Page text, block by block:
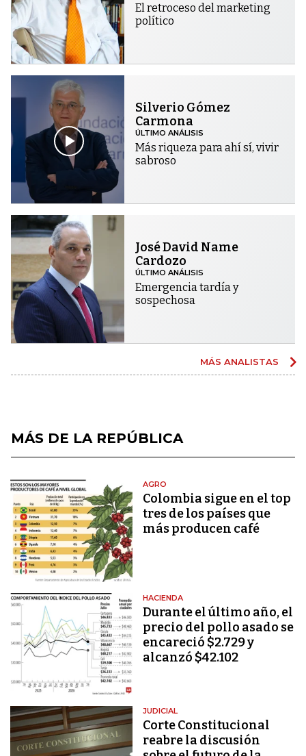
El retroceso del marketing
político
Silverio Gómez
Carmona
ÚLTIMO ANÁLISIS
Más riqueza para ahí sí, vivir
sabroso
José David Name
Cardozo
ÚLTIMO ANÁLISIS
Emergencia tardía y
sospechosa
MÁS ANALISTAS
MÁS DE LA REPÚBLICA
AGRO
Colombia sigue en el top
tres de los países que
más producen café
HACIENDA
Durante el último año, el
precio del pollo asado se
encareció $2.729 y
alcanzó $42.102
JUDICIAL
Corte Constitucional
reabre la discusión